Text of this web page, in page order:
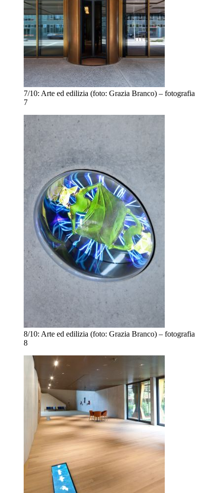
7/10: Arte ed edilizia (foto: Grazia Branco) – fotografia
7
8/10: Arte ed edilizia (foto: Grazia Branco) – fotografia
8